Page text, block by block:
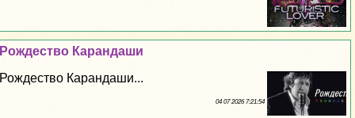
Рождество Карандаши
Рождество Карандаши...
04 07 2026 7:21:54